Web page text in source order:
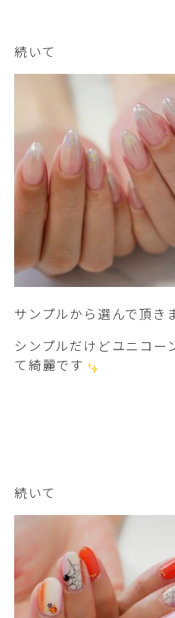
続いて
サンプルから選んで頂き
シンプルだけどユニコー
て綺麗です
続いて